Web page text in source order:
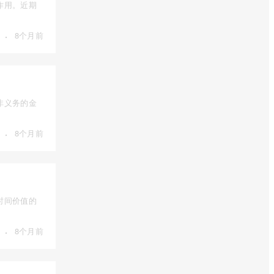
用。近期
· 8个月前
义务的金
· 8个月前
间价值的
· 8个月前